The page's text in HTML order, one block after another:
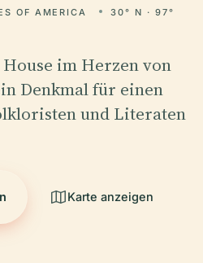
OF AMERICA
30° N · 97°
im Herzen von
Denkmal für einen
und Literaten
Karte anzeigen